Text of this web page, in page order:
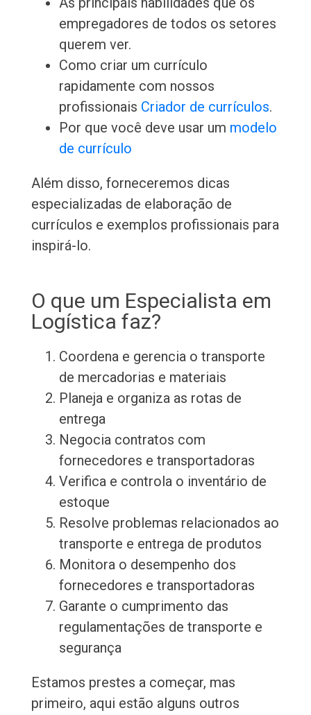
empregadores de todos os setores
querem ver.
Como criar um currículo
rapidamente com nossos
profissionais Criador de currículos.
Por que você deve usar um modelo
de currículo
Além disso, forneceremos dicas
especializadas de elaboração de
currículos e exemplos profissionais para
inspirá-lo.
O que um Especialista em
Logística faz?
Coordena e gerencia o transporte
de mercadorias e materiais
Planeja e organiza as rotas de
entrega
Negocia contratos com
fornecedores e transportadoras
Verifica e controla o inventário de
estoque
Resolve problemas relacionados ao
transporte e entrega de produtos
Monitora o desempenho dos
fornecedores e transportadoras
Garante o cumprimento das
regulamentações de transporte e
segurança
Estamos prestes a começar, mas
primeiro, aqui estão alguns outros